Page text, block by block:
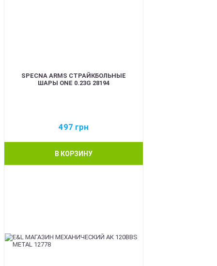
SPECNA ARMS СТРАЙКБОЛЬНЫЕ
ШАРЫ ONE 0.23G 28194
497 грн
В КОРЗИНУ